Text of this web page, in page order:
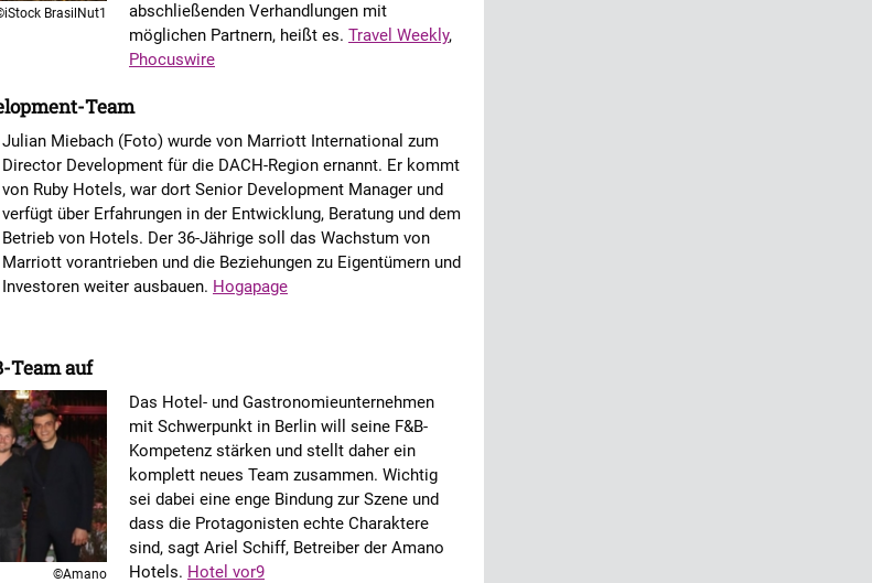
BrasilNut1
abschließenden Verhandlungen mit
möglichen Partnern, heißt es. Travel Weekly,
Phocuswire
Team
Julian Miebach (Foto) wurde von Marriott International zum
Director Development für die DACH-Region ernannt. Er kommt
von Ruby Hotels, war dort Senior Development Manager und
verfügt über Erfahrungen in der Entwicklung, Beratung und dem
Betrieb von Hotels. Der 36-Jährige soll das Wachstum von
Marriott vorantrieben und die Beziehungen zu Eigentümern und
Investoren weiter ausbauen. Hogapage
Team auf
©Amano
Das Hotel- und Gastronomieunternehmen
mit Schwerpunkt in Berlin will seine F&B-
Kompetenz stärken und stellt daher ein
komplett neues Team zusammen. Wichtig
sei dabei eine enge Bindung zur Szene und
dass die Protagonisten echte Charaktere
sind, sagt Ariel Schiff, Betreiber der Amano
Hotels. Hotel vor9